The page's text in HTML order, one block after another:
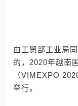
由工贸部工业局
的，2020年越南
（VIMEXPO
举行。